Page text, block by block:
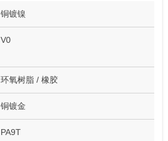
铜镀镍
V0
环氧树脂 / 橡胶
铜镀金
PA9T